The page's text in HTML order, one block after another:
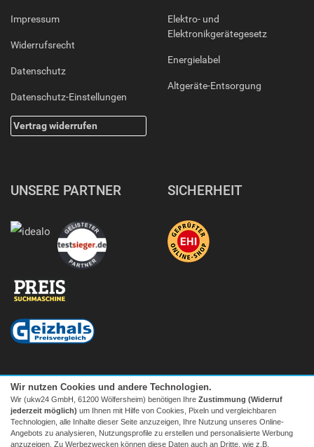
Impressum
Widerrufsrecht
Datenschutz
Datenschutz-Einstellungen
Vertrag widerrufen
Elektro- und
Elektronikgerätegesetz
Energielabel
Altgeräte-Entsorgung
UNSERE PARTNER SICHERHEIT
Wir nutzen Cookies und andere Technologien.
Wir (ukw24 GmbH, 61200 Wölfersheim) benötigen Ihre Zustimmung (Widerruf
jederzeit möglich) um Ihnen mit Hilfe von Cookies, Pixeln und vergleichbaren
Technologien, alle Inhalte dieser Seite anzuzeigen, Ihre Nutzung unseres Online-
Angebots zu analysieren, Nutzungsprofile zu erstellen und personalisierte Werbung
anzuzeigen. Zu Werbezwecken können diese Daten auch an Dritte, wie z.B.